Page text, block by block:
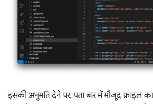
इसकी अनुमति देने पर, पता बार में मौजूद फ़ाइल